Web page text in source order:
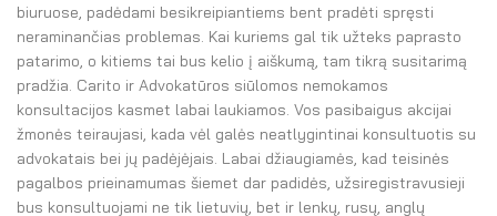
biuruose, padėdami besikreipiantiems bent pradėti spręsti
neraminančias problemas. Kai kuriems gal tik užteks paprasto
patarimo, o kitiems tai bus kelio į aiškumą, tam tikrą susitarimą
pradžia. Carito ir Advokatūros siūlomos nemokamos
konsultacijos kasmet labai laukiamos. Vos pasibaigus akcijai
žmonės teiraujasi, kada vėl galės neatlygintinai konsultuotis su
advokatais bei jų padėjėjais. Labai džiaugiamės, kad teisinės
pagalbos prieinamumas šiemet dar padidės, užsiregistravusieji
bus konsultuojami ne tik lietuvių, bet ir lenkų, rusų, anglų